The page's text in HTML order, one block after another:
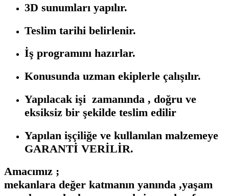
3D sunumları yapılır.
Teslim tarihi belirlenir.
İş programını hazırlar.
Konusunda uzman ekiplerle çalışılır.
Yapılacak işi zamanında , doğru ve
eksiksiz bir şekilde teslim edilir
Yapılan işçiliğe ve kullanılan malzemeye
GARANTİ VERİLİR.
Amacımız ;
mekanlara değer katmanın yanında ,yaşam